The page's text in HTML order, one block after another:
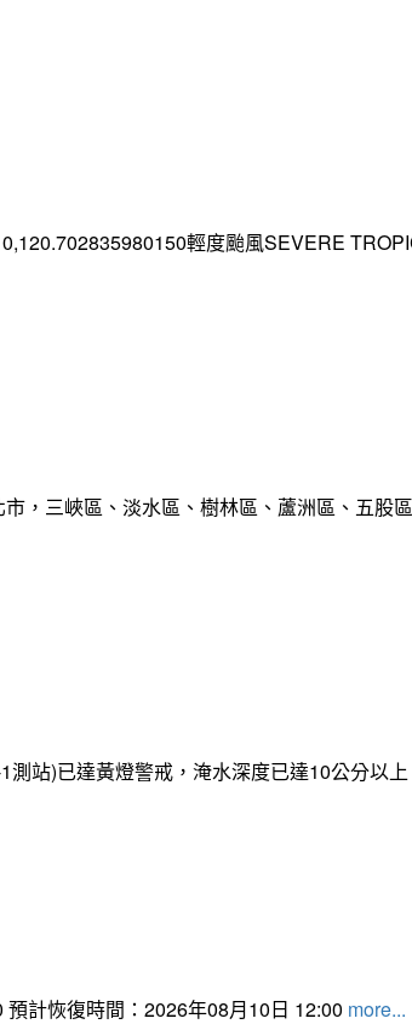
輕度颱風SEVERE
，三峽區、淡水區、樹林區、蘆洲區、五
站)已達黃燈警戒，淹水深度已達10公分以上
計恢復時間：2026年08月10日 12:00 more...